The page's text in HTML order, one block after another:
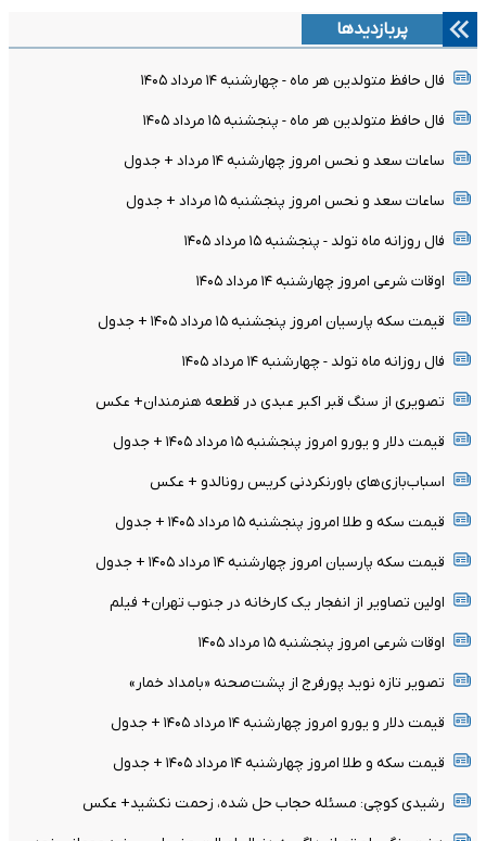
پربازدیدها
فال حافظ متولدین هر ماه - چهارشنبه ۱۴ مرداد ۱۴۰۵
فال حافظ متولدین هر ماه - پنجشنبه ۱۵ مرداد ۱۴۰۵
ساعات سعد و نحس امروز چهارشنبه ۱۴ مرداد + جدول
ساعات سعد و نحس امروز پنجشنبه ۱۵ مرداد + جدول
فال روزانه ماه تولد - پنجشنبه ۱۵ مرداد ۱۴۰۵
اوقات شرعی امروز چهارشنبه ۱۴ مرداد ۱۴۰۵
قیمت سکه پارسیان امروز پنجشنبه ۱۵ مرداد ۱۴۰۵ + جدول
فال روزانه ماه تولد - چهارشنبه ۱۴ مرداد ۱۴۰۵
تصویری از سنگ قبر اکبر عبدی در قطعه هنرمندان+ عکس
قیمت دلار و یورو امروز پنجشنبه ۱۵ مرداد ۱۴۰۵ + جدول
اسباب‌بازی‌های باورنکردنی کریس رونالدو + عکس
قیمت سکه و طلا امروز پنجشنبه ۱۵ مرداد ۱۴۰۵ + جدول
قیمت سکه پارسیان امروز چهارشنبه ۱۴ مرداد ۱۴۰۵ + جدول
اولین تصاویر از انفجار یک کارخانه در جنوب تهران+ فیلم
اوقات شرعی امروز پنجشنبه ۱۵ مرداد ۱۴۰۵
تصویر تازه نوید پورفرج از پشت‌صحنه «بامداد خمار»
قیمت دلار و یورو امروز چهارشنبه ۱۴ مرداد ۱۴۰۵ + جدول
قیمت سکه و طلا امروز چهارشنبه ۱۴ مرداد ۱۴۰۵ + جدول
رشیدی کوچی: مسئله حجاب حل شده، زحمت نکشید+ عکس